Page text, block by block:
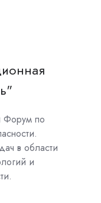
Форум по
в области
и